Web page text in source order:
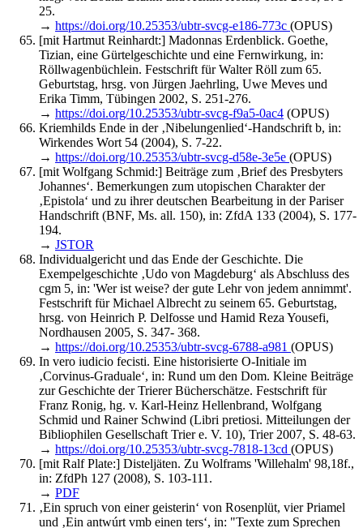
25.
→ https://doi.org/10.25353/ubtr-svcg-e186-773c (OPUS)
[mit Hartmut Reinhardt:] Madonnas Erdenblick. Goethe,
Tizian, eine Gürtelgeschichte und eine Fernwirkung, in:
Röllwagenbüchlein. Festschrift für Walter Röll zum 65.
Geburtstag, hrsg. von Jürgen Jaehrling, Uwe Meves und
Erika Timm, Tübingen 2002, S. 251-276.
→ https://doi.org/10.25353/ubtr-svcg-f9a5-0ac4 (OPUS)
Kriemhilds Ende in der ‚Nibelungenlied‘-Handschrift b, in:
Wirkendes Wort 54 (2004), S. 7-22.
→ https://doi.org/10.25353/ubtr-svcg-d58e-3e5e (OPUS)
[mit Wolfgang Schmid:] Beiträge zum ‚Brief des Presbyters
Johannes‘. Bemerkungen zum utopischen Charakter der
‚Epistola‘ und zu ihrer deutschen Bearbeitung in der Pariser
Handschrift (BNF, Ms. all. 150), in: ZfdA 133 (2004), S. 177-
194.
→ JSTOR
Individualgericht und das Ende der Geschichte. Die
Exempelgeschichte ‚Udo von Magdeburg‘ als Abschluss des
cgm 5, in: 'Wer ist weise? der gute Lehr von jedem annimmt'.
Festschrift für Michael Albrecht zu seinem 65. Geburtstag,
hrsg. von Heinrich P. Delfosse und Hamid Reza Yousefi,
Nordhausen 2005, S. 347- 368.
→ https://doi.org/10.25353/ubtr-svcg-6788-a981 (OPUS)
In vero iudicio fecisti. Eine historisierte O-Initiale im
‚Corvinus-Graduale‘, in: Rund um den Dom. Kleine Beiträge
zur Geschichte der Trierer Bücherschätze. Festschrift für
Franz Ronig, hg. v. Karl-Heinz Hellenbrand, Wolfgang
Schmid und Rainer Schwind (Libri pretiosi. Mitteilungen der
Bibliophilen Gesellschaft Trier e. V. 10), Trier 2007, S. 48-63.
→ https://doi.org/10.25353/ubtr-svcg-7818-13cd (OPUS)
[mit Ralf Plate:] Disteljäten. Zu Wolframs 'Willehalm' 98,18f.,
in: ZfdPh 127 (2008), S. 103-111.
→ PDF
‚Ein spruch von einer geisterin‘ von Rosenplüt, vier Priamel
und ‚Ein antwúrt vmb einen ters‘, in: "Texte zum Sprechen